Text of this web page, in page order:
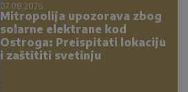
07.08.2026.
Mitropolija upozorava zbog
solarne elektrane kod
Ostroga: Preispitati lokaciju
i zaštititi svetinju